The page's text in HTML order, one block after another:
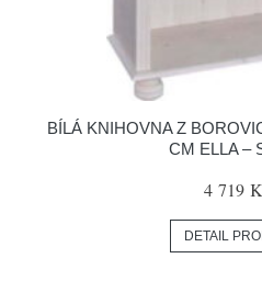
BÍLÁ KNIHOVNA Z
CM ELLA –
4 719
DETAIL